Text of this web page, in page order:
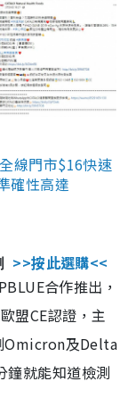
線門市$16快速
確性高達
>>按此選購<<
合作推出，
盟CE認證，主
Omicron及Delta
鐘就能知道檢測